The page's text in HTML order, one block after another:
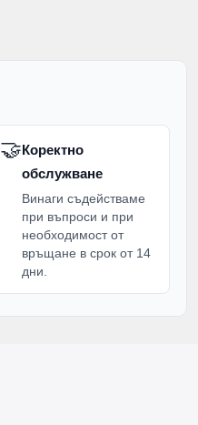
🤝Коректно
обслужване
Винаги съдействаме
при въпроси и при
необходимост от
връщане в срок от 14
дни.